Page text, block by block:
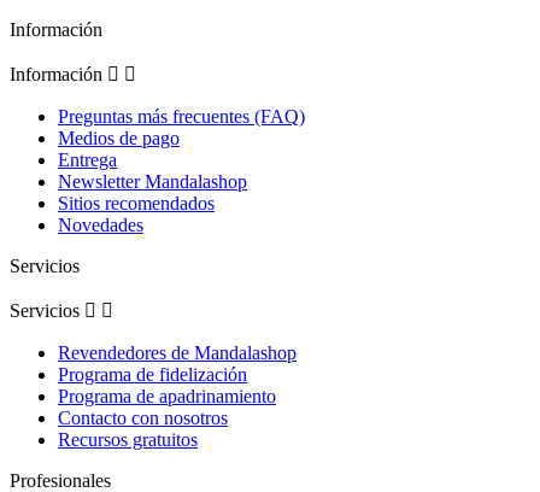
Información
Información  
Preguntas más frecuentes (FAQ)
Medios de pago
Entrega
Newsletter Mandalashop
Sitios recomendados
Novedades
Servicios
Servicios  
Revendedores de Mandalashop
Programa de fidelización
Programa de apadrinamiento
Contacto con nosotros
Recursos gratuitos
Profesionales